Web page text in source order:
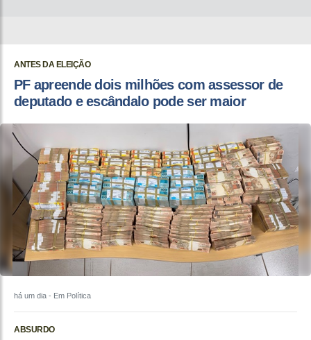
ANTES DA ELEIÇÃO
PF apreende dois milhões com assessor de
deputado e escândalo pode ser maior
há um dia - Em Política
ABSURDO